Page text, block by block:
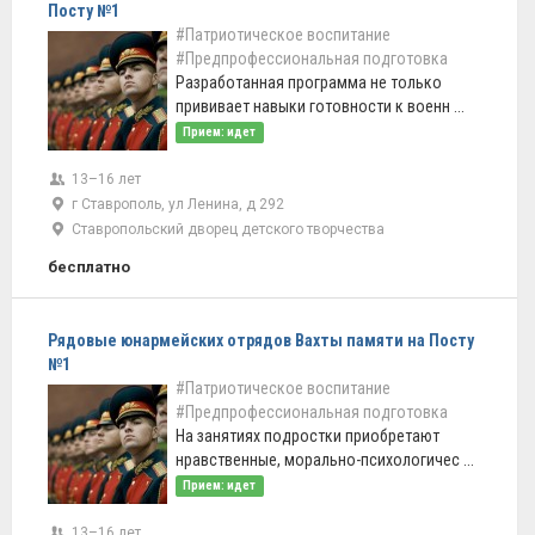
Посту №1
#Патриотическое воспитание
#Предпрофессиональная подготовка
Разработанная программа не только
прививает навыки готовности к военн ...
Прием: идет
13–16 лет
г Ставрополь, ул Ленина, д 292
Ставропольский дворец детского творчества
бесплатно
Рядовые юнармейских отрядов Вахты памяти на Посту
№1
#Патриотическое воспитание
#Предпрофессиональная подготовка
На занятиях подростки приобретают
нравственные, морально-психологичес ...
Прием: идет